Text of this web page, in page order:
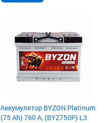
Аккумулятор BYZON Platinum
(75 Ah) 760 А, (BYZ750P) L3